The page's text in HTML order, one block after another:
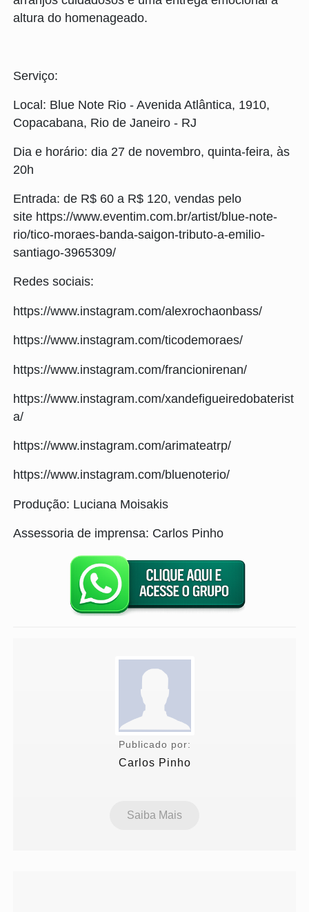
altura do homenageado.
Serviço:
Local: Blue Note Rio - Avenida Atlântica, 1910,
Copacabana, Rio de Janeiro - RJ
Dia e horário: dia 27 de novembro, quinta-feira, às
20h
Entrada: de R$ 60 a R$ 120, vendas pelo
site https://www.eventim.com.br/artist/blue-note-
rio/tico-moraes-banda-saigon-tributo-a-emilio-
santiago-3965309/
Redes sociais:
https://www.instagram.com/alexrochaonbass/
https://www.instagram.com/ticodemoraes/
https://www.instagram.com/francionirenan/
https://www.instagram.com/xandefigueiredobaterist
a/
https://www.instagram.com/arimateatrp/
https://www.instagram.com/bluenoterio/
Produção: Luciana Moisakis
Assessoria de imprensa: Carlos Pinho
Publicado por:
Carlos Pinho
Saiba Mais